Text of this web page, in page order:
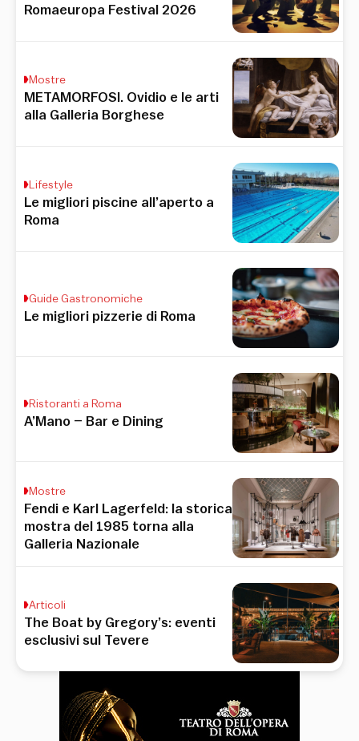
Romaeuropa Festival 2026
Mostre
METAMORFOSI. Ovidio e le arti
alla Galleria Borghese
Lifestyle
Le migliori piscine all’aperto a
Roma
Guide Gastronomiche
Le migliori pizzerie di Roma
Ristoranti a Roma
A’Mano – Bar e Dining
Mostre
Fendi e Karl Lagerfeld: la storica
mostra del 1985 torna alla
Galleria Nazionale
Articoli
The Boat by Gregory’s: eventi
esclusivi sul Tevere